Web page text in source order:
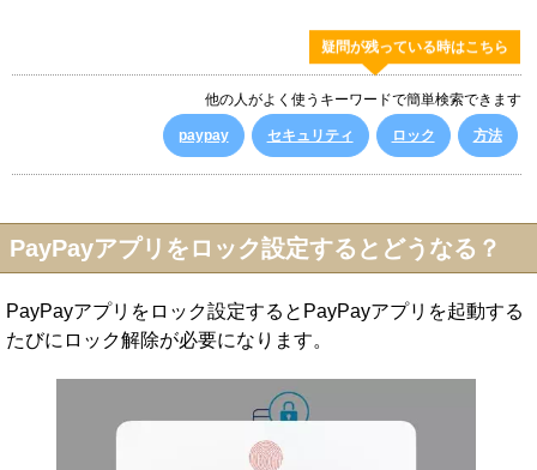
疑問が残っている時はこちら
他の人がよく使うキーワードで簡単検索できます
paypay セキュリティ ロック 方法
PayPayアプリをロック設定するとどうなる？
PayPayアプリをロック設定するとPayPayアプリを起動する
たびにロック解除が必要になります。